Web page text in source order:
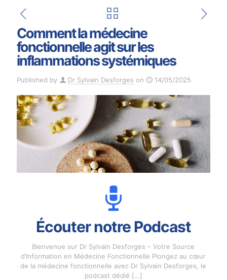
Comment la médecine
fonctionnelle agit sur les
inflammations systémiques
Published by Dr Sylvain Desforges on 14/05/2025
Écouter notre Podcast
Bienvenue sur Dr Sylvain Desforges – Votre Source
d’Information en Médecine Fonctionnelle Plongez au cœur
de la médecine fonctionnelle avec Dr Sylvain Desforges, le
podcast dédié […]